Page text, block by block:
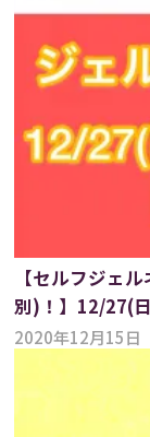
【セルフジェ
別)！】12/27(
2020年12月15日